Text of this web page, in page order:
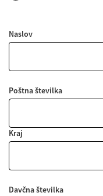
Naslov
Poštna številka
Kraj
Davčna številka